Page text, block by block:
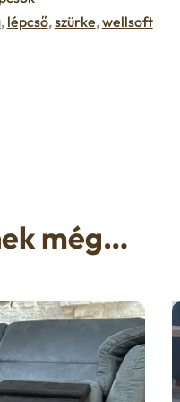
, lépcső,szürke,wellsoft
még…